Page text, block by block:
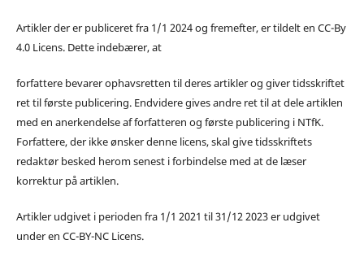
Artikler der er publiceret fra 1/1 2024 og fremefter, er tildelt en CC-By
4.0 Licens. Dette indebærer, at
forfattere bevarer ophavsretten til deres artikler og giver tidsskriftet
ret til første publicering. Endvidere gives andre ret til at dele artiklen
med en anerkendelse af forfatteren og første publicering i NTfK.
Forfattere, der ikke ønsker denne licens, skal give tidsskriftets
redaktør besked herom senest i forbindelse med at de læser
korrektur på artiklen.
Artikler udgivet i perioden fra 1/1 2021 til 31/12 2023 er udgivet
under en CC-BY-NC Licens.